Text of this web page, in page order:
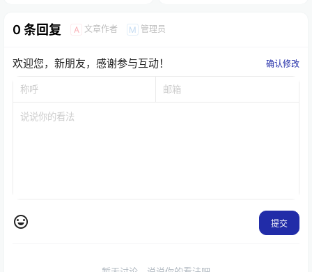
0 条回复 A 文章作者 M 管理员
欢迎您，新朋友，感谢参与互动！ 确认修改
提交